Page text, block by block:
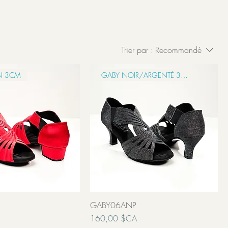
Trier par : Recommandé
3CM GABY NOIR/ARGENTÉ 3CM
GABY06ANP
Prix
160,00 $CA